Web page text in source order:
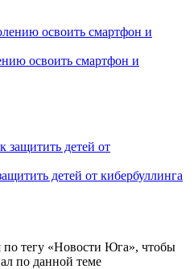
освоить смартфон и
детей от кибербуллинга
тегу «Новости Юга», чтобы
по данной теме